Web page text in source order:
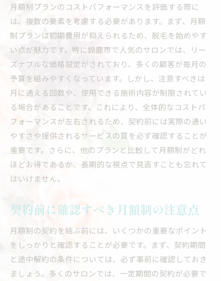
月額制プランのコストパフォーマンスを評価する際に
は、複数の要素を考慮する必要があります。まず、月額
制プランは初期費用が抑えられるため、脱毛を始めやす
い点が魅力です。特に鈴鹿市で人気のサロンでは、リー
ズナブルな価格設定がされており、多くの顧客が毎月の
予算を組みやすくなっています。しかし、注意すべきは
月に通える回数や、使用できる施術内容が制限されてい
る場合があることです。これにより、全体的なコストパ
フォーマンスが左右されるため、契約前には実際の通い
やすさや提供されるサービスの質を必ず確認することが
重要です。さらに、他のプランと比較して月額制がどれ
ほどお得であるか、長期的な視点で見直すことも忘れて
はいけません。
契約前に確認すべき月額制の注意点
月額制の契約を結ぶ前には、いくつかの重要なポイント
をしっかりと確認することが必要です。まず、契約期間
と途中解約の条件については、必ず事前に確認しておき
ましょう。多くのサロンでは、一定期間の契約が必要で